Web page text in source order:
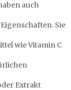
auch
Sie
wie Vitamin C
Extrakt